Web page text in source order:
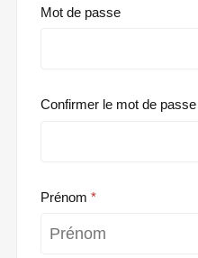
Mot de passe
Confirmer le mot de passe
Prénom